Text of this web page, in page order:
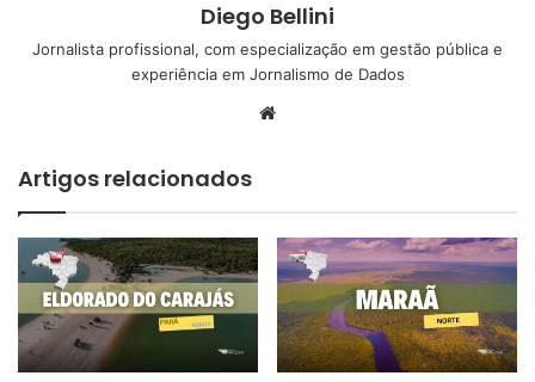
Diego Bellini
Jornalista profissional, com especialização em gestão pública e
experiência em Jornalismo de Dados
Artigos relacionados